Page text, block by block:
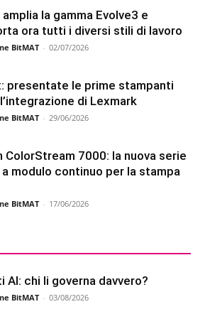
la gamma Evolve3 e
ora tutti i diversi stili di lavoro
BitMAT - 02/07/2026
presentate le prime stampanti
di Lexmark
BitMAT - 29/06/2026
ColorStream 7000: la nuova serie
modulo continuo per la stampa
BitMAT - 17/06/2026
AI: chi li governa davvero?
BitMAT - 03/08/2026